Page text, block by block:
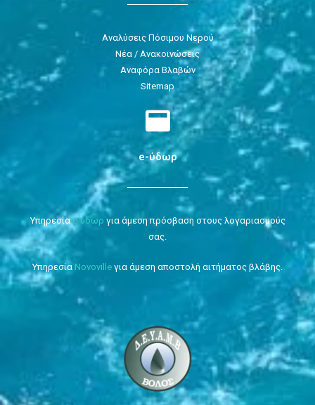
Αναλύσεις Πόσιμου Νερού
Νέα / Ανακοινώσεις
Αναφόρα Βλαβών
Sitemap
e-ύδωρ
Υπηρεσίαe-ύδωρ για άμεση πρόσβαση στους λογαριασμούς
σας.
Υπηρεσία Novoville για άμεση αποστολή αιτήματος βλάβης.